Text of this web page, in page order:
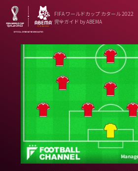
FIFA ワールドカップ カタール 2022
完全ガイド by ABEMA
ニュース
Teams
Team Japan